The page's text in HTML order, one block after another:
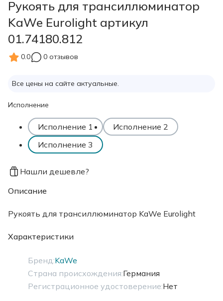
Рукоять для трансиллюминатор
KaWe Eurolight артикул
01.74180.812
0.0 0 отзывов
Все цены на сайте актуальные.
Исполнение
Исполнение 1
Исполнение 2
Исполнение 3
Нашли дешевле?
Описание
Рукоять для трансиллюминатор KaWe Eurolight
Характеристики
Бренд:KaWe
Страна происхождения:Германия
Регистрационное удостоверение:Нет